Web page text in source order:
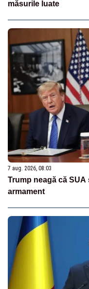
măsurile luate
7 aug. 2026, 08:03
Trump neagă că
armament